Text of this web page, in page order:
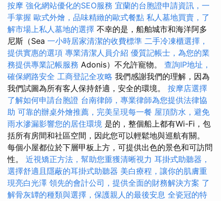
按摩 強化網站優化的SEO服務 宜蘭的台胞證申請資訊，一
手掌握 歐式外燴，品味精緻的歐式餐點 私人墓地買賣，了
解市場上私人墓地的選擇 不幸的是，船舶城市和海洋阿多
尼斯（Sea 一小時居家清潔的收費標準 二手冷凍櫃選擇，
提供實惠的選項 專業清潔人員介紹 優質記帳士，為您的業
務提供專業記帳服務 Adonis）不允許寵物。 查詢IP地址，
確保網路安全 工商登記全攻略 我們感謝我們的理解，因為
我們試圖為所有客人保持舒適，安全的環境。 按摩店選擇
了解如何申請台胞證 台南律師，專業律師為您提供法律協
助 可靠的辦桌外燴推薦，完美呈現每一餐 屋頂防水，避免
雨水滲漏影響您的居住環境 是的，整個船上都有Wi-Fi，包
括所有房間和社區空間，因此您可以輕鬆地與巡航有關。
每個小屋都位於下層甲板上方，可提供出色的景色和可訪問
性。 近視矯正方法，幫助您重獲清晰視力 耳掛式助聽器，
選擇舒適且隱蔽的耳掛式助聽器 美白療程，讓你的肌膚重
現亮白光澤 領先的會計公司，提供全面的財務解決方案 了
解骨灰罈的種類與選擇，保護親人的最後安息 全瓷冠的特